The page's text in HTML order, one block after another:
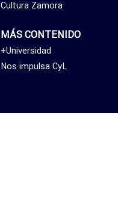
Cultura Zamora
MÁS CONTENIDO
+Universidad
Nos impulsa CyL